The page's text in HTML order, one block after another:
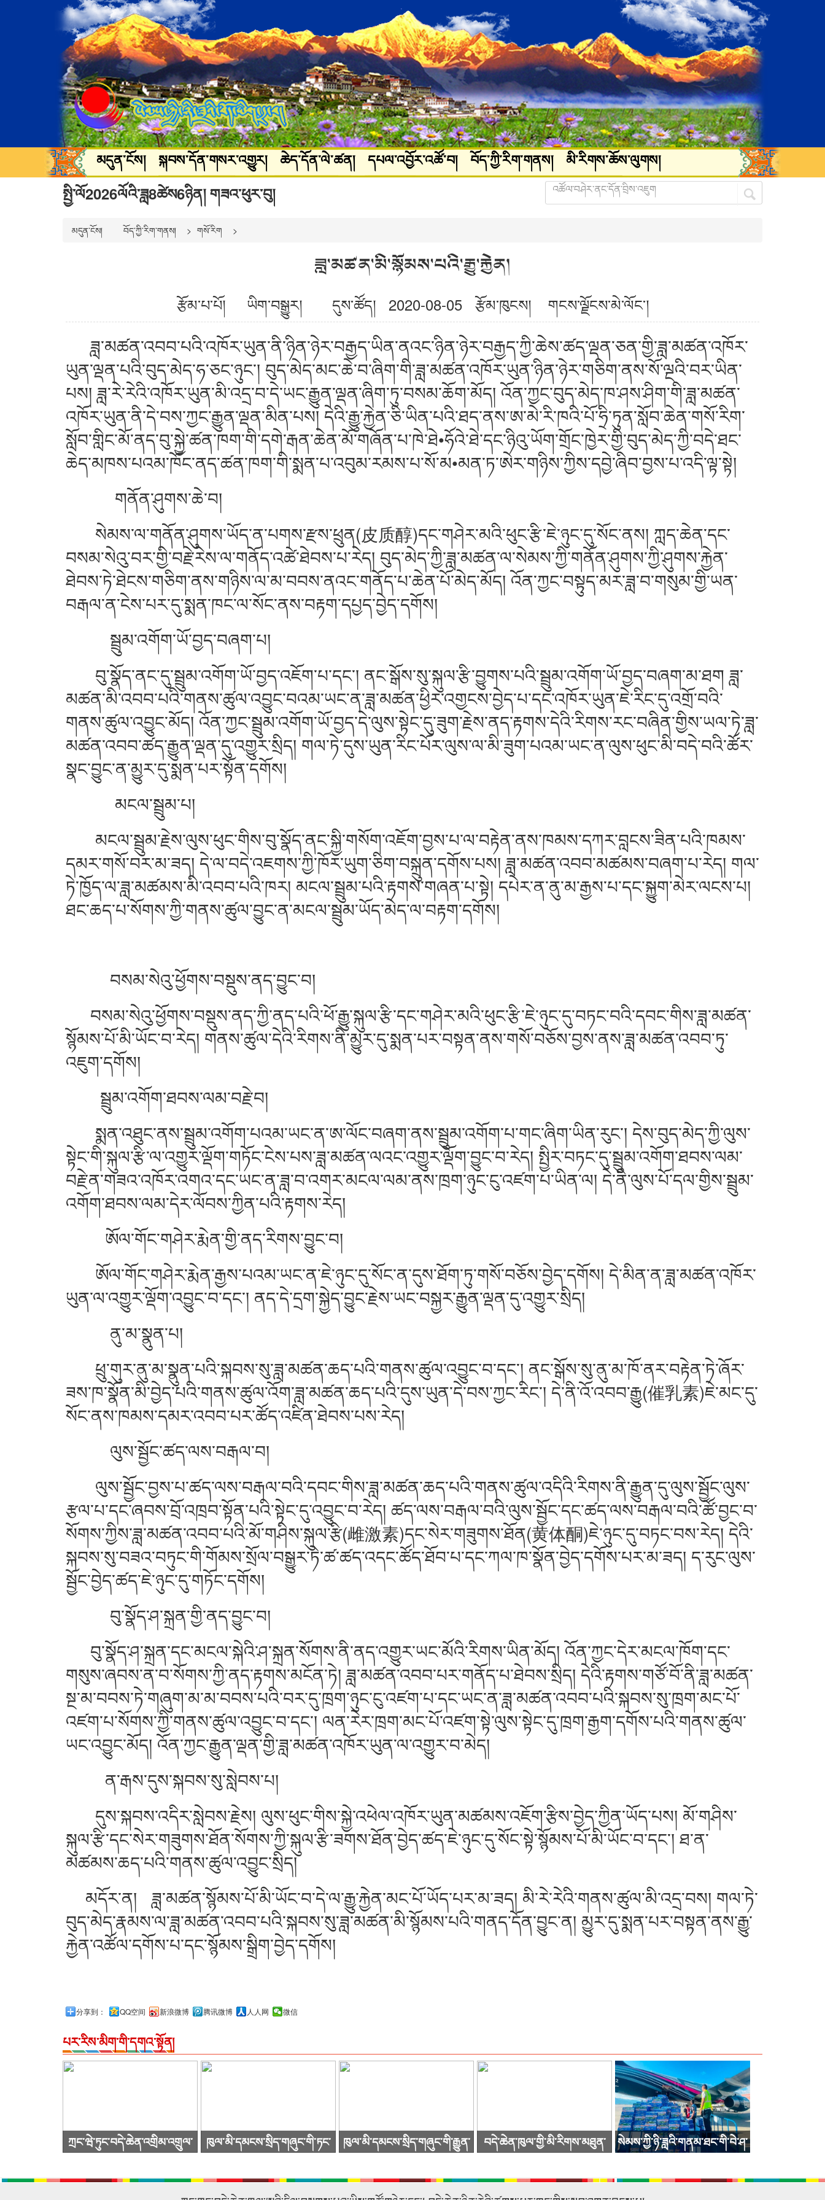
མདུན་ངོས། སྐབས་དོན་གསར་འགྱུར། ཆེད་དོན་ལེ་ཚན། དཔལ་འབྱོར་འཚོ་བ། བོད་ཀྱི་རིག་གནས།
མི་རིགས་ཆོས་ལུགས།
སྐྱེ་ཁམས་ཡུལ་སྐོར།
སྒྲ་བརྙན་དགའ་ཚལ།
སྤྱི་ལོ2026ལོའི་ཟླ8ཚེས6ཉིན། གཟའ་ཕུར་བུ།
མདུན་ངོས། བོད་ཀྱི་རིག་གནས། གསོ་རིག
ཟླ་མཚན་མི་སྙོམས་པའི་རྒྱུ་རྐྱེན།
རྩོམ་པ་པོ། ཡིག་བསྒྱུར། དུས་ཚོད། 2020-08-05རྩོམ་ཁུངས། གངས་ལྗོངས་མེ་ལོང་།
ཟླ་མཚན་འབབ་པའི་འཁོར་ཡུན་ནི་ཉིན་ཉེར་བརྒྱད་ཡིན་ནའང་ཉིན་ཉེར་བརྒྱད་ཀྱི་ཆེས་ཚད་ལྡན་ཅན་གྱི་ཟླ་མཚན་འཁོར་
ཡུན་ལྡན་པའི་བུད་མེད་ཧ་ཅང་ཉུང་། བུད་མེད་མང་ཆེ་བ་ཞིག་གི་ཟླ་མཚན་འཁོར་ཡུན་ཉིན་ཉེར་གཅིག་ནས་སོ་ལྔའི་བར་ཡིན་
པས། ཟླ་རེ་རེའི་འཁོར་ཡུན་མི་འདྲ་བ་དེ་ཡང་རྒྱུན་ལྡན་ཞིག་ཏུ་བསམ་ཆོག་མོད། འོན་ཀྱང་བུད་མེད་ཁ་ཤས་ཤིག་གི་ཟླ་མཚན་
འཁོར་ཡུན་ནི་དེ་བས་ཀྱང་རྒྱུན་ལྡན་མིན་པས། དེའི་རྒྱུ་རྐྱེན་ཅི་ཡིན་པའི་ཐད་ནས་ཨ་མེ་རི་ཁའི་པོ་ཧྲི་ཏུན་སློབ་ཆེན་གསོ་རིག་
སློབ་གླིང་མོ་ནད་བུ་སྐྱེ་ཚན་ཁག་གི་དགེ་རྒན་ཆེན་མོ་གཞོན་པ་ཁེ་ཐེ•ཧོའེ་ཐེ་དང་ཉིའུ་ཡོག་གྲོང་ཁྱེར་གྱི་བུད་མེད་ཀྱི་བདེ་ཐང་
ཆེད་མཁས་པའམ་ཁོང་ནད་ཚན་ཁག་གི་སྨན་པ་འབུམ་རམས་པ་སོ་མ•མན་ཏ་ཨེར་གཉིས་ཀྱིས་དབྱེ་ཞིབ་བྱས་པ་འདི་ལྟ་སྟེ།
གནོན་ཤུགས་ཆེ་བ།
སེམས་ལ་གནོན་ཤུགས་ཡོད་ན་པགས་རྫས་ཕྲུན(皮质醇)དང་གཤེར་མའི་ཕུང་རྩི་ཇེ་ཉུང་དུ་སོང་ནས། ཀླད་ཆེན་དང་
བསམ་སེའུ་བར་གྱི་བརྗེ་རེས་ལ་གནོད་འཚེ་ཐེབས་པ་རེད། བུད་མེད་ཀྱི་ཟླ་མཚན་ལ་སེམས་ཀྱི་གནོན་ཤུགས་ཀྱི་ཤུགས་རྐྱེན་
ཐེབས་ཏེ་ཐེངས་གཅིག་ནས་གཉིས་ལ་མ་བབས་ནའང་གནོད་པ་ཆེན་པོ་མེད་མོད། འོན་ཀྱང་བསྟུད་མར་ཟླ་བ་གསུམ་གྱི་ཡན་
བརྒལ་ན་ངེས་པར་དུ་སྨན་ཁང་ལ་སོང་ནས་བརྟག་དཔྱད་བྱེད་དགོས།
སྦྲུམ་འགོག་ཡོ་བྱད་བཞག་པ།
བུ་སྣོད་ནང་དུ་སྦྲུམ་འགོག་ཡོ་བྱད་འཇོག་པ་དང་། ནང་སྒོས་སུ་སྐུལ་རྩི་བྱུགས་པའི་སྦྲུམ་འགོག་ཡོ་བྱད་བཞག་མ་ཐག ཟླ་
མཚན་མི་འབབ་པའི་གནས་ཚུལ་འབྱུང་བའམ་ཡང་ན་ཟླ་མཚན་ཕྱིར་འགྱངས་བྱེད་པ་དང་འཁོར་ཡུན་ཇེ་རིང་དུ་འགྲོ་བའི་
གནས་ཚུལ་འབྱུང་མོད། འོན་ཀྱང་སྦྲུམ་འགོག་ཡོ་བྱད་དེ་ལུས་སྟེང་དུ་ཟུག་རྗེས་ནད་རྟགས་དེའི་རིགས་རང་བཞིན་གྱིས་ཡལ་ཏེ་ཟླ་
མཚན་འབབ་ཚད་རྒྱུན་ལྡན་དུ་འགྱུར་སྲིད། གལ་ཏེ་དུས་ཡུན་རིང་པོར་ལུས་ལ་མི་ཟུག་པའམ་ཡང་ན་ལུས་ཕུང་མི་བདེ་བའི་ཚོར་
སྣང་བྱུང་ན་མྱུར་དུ་སྨན་པར་སྟོན་དགོས།
མངལ་སྦྲུམ་པ།
མངལ་སྦྲུམ་རྗེས་ལུས་ཕུང་གིས་བུ་སྣོད་ནང་སྐྱི་གསོག་འཇོག་བྱས་པ་ལ་བརྟེན་ནས་ཁམས་དཀར་བླངས་ཟིན་པའི་ཁམས་
དམར་གསོ་བར་མ་ཟད། དེ་ལ་བདེ་འཇགས་ཀྱི་ཁོར་ཡུག་ཅིག་བསྐྲུན་དགོས་པས། ཟླ་མཚན་འབབ་མཚམས་བཞག་པ་རེད། གལ་
ཏེ་ཁྱོད་ལ་ཟླ་མཚམས་མི་འབབ་པའི་ཁར། མངལ་སྦྲུམ་པའི་རྟགས་གཞན་པ་སྟེ། དཔེར་ན་ནུ་མ་རྒྱས་པ་དང་སྐྱུག་མེར་ལངས་པ།
ཐང་ཆད་པ་སོགས་ཀྱི་གནས་ཚུལ་བྱུང་ན་མངལ་སྦྲུམ་ཡོད་མེད་ལ་བརྟག་དགོས།
བསམ་སེའུ་ཕྱོགས་བསྡུས་ནད་བྱུང་བ།
བསམ་སེའུ་ཕྱོགས་བསྡུས་ནད་ཀྱི་ནད་པའི་ཕོ་རྒྱུ་སྐུལ་རྩི་དང་གཤེར་མའི་ཕུང་རྩི་ཇེ་ཉུང་དུ་བཏང་བའི་དབང་གིས་ཟླ་མཚན་
སྙོམས་པོ་མི་ཡོང་བ་རེད། གནས་ཚུལ་དེའི་རིགས་ནི་མྱུར་དུ་སྨན་པར་བསྟན་ནས་གསོ་བཅོས་བྱས་ནས་ཟླ་མཚན་འབབ་ཏུ་
འཇུག་དགོས།
སྦྲུམ་འགོག་ཐབས་ལམ་བརྗེ་བ།
སྨན་འཐུང་ནས་སྦྲུམ་འགོག་པའམ་ཡང་ན་ཨ་ལོང་བཞག་ནས་སྦྲུམ་འགོག་པ་གང་ཞིག་ཡིན་རུང་། དེས་བུད་མེད་ཀྱི་ལུས་
སྟེང་གི་སྐུལ་རྩི་ལ་འགྱུར་ལྡོག་གཏོང་ངེས་པས་ཟླ་མཚན་ལའང་འགྱུར་ལྡོག་བྱུང་བ་རེད། སྤྱིར་བཏང་དུ་སྦྲུམ་འགོག་ཐབས་ལམ་
བརྗེ་ན་གཟའ་འཁོར་འགའ་དང་ཡང་ན་ཟླ་བ་འགར་མངལ་ལམ་ནས་ཁྲག་ཉུང་ངུ་འཛག་པ་ཡིན་ལ། དེ་ནི་ལུས་པོ་དལ་གྱིས་སྦྲུམ་
འགོག་ཐབས་ལམ་དེར་ལོབས་ཀྱིན་པའི་རྟགས་རེད།
ཨོལ་གོང་གཤེར་རྨེན་གྱི་ནད་རིགས་བྱུང་བ།
ཨོལ་གོང་གཤེར་རྨེན་རྒྱས་པའམ་ཡང་ན་ཇེ་ཉུང་དུ་སོང་ན་དུས་ཐོག་ཏུ་གསོ་བཅོས་བྱེད་དགོས། དེ་མིན་ན་ཟླ་མཚན་འཁོར་
ཡུན་ལ་འགྱུར་ལྡོག་འབྱུང་བ་དང་། ནད་དེ་དྲག་སྐྱེད་བྱུང་རྗེས་ཡང་བསྐྱར་རྒྱུན་ལྡན་དུ་འགྱུར་སྲིད།
ནུ་མ་སྣུན་པ།
ཕྲུ་གུར་ནུ་མ་སྣུན་པའི་སྐབས་སུ་ཟླ་མཚན་ཆད་པའི་གནས་ཚུལ་འབྱུང་བ་དང་། ནང་སྒོས་སུ་ནུ་མ་ཁོ་ནར་བརྟེན་ཏེ་ཞོར་
ཟས་ཁ་སྣོན་མི་བྱེད་པའི་གནས་ཚུལ་འོག་ཟླ་མཚན་ཆད་པའི་དུས་ཡུན་དེ་བས་ཀྱང་རིང་། དེ་ནི་འོ་འབབ་རྒྱུ(催乳素)ཇེ་མང་དུ་
སོང་ནས་ཁམས་དམར་འབབ་པར་ཚོད་འཛིན་ཐེབས་པས་རེད།
ལུས་སྦྱོང་ཚད་ལས་བརྒལ་བ།
ལུས་སྦྱོང་བྱས་པ་ཚད་ལས་བརྒལ་བའི་དབང་གིས་ཟླ་མཚན་ཆད་པའི་གནས་ཚུལ་འདིའི་རིགས་ནི་རྒྱུན་དུ་ལུས་སྦྱོང་ལུས་
རྩལ་པ་དང་ཞབས་བྲོ་འཁྲབ་སྟོན་པའི་སྟེང་དུ་འབྱུང་བ་རེད། ཚད་ལས་བརྒལ་བའི་ལུས་སྦྱོང་དང་ཚད་ལས་བརྒལ་བའི་ཚོ་བྱང་བ་
སོགས་ཀྱིས་ཟླ་མཚན་འབབ་པའི་མོ་གཤིས་སྐུལ་རྩི(雌激素)དང་སེར་གཟུགས་ཐོན(黄体酮)ཇེ་ཉུང་དུ་བཏང་བས་རེད། དེའི་
སྐབས་སུ་བཟའ་བཏུང་གི་གོམས་སྲོལ་བསྒྱུར་ཏེ་ཚ་ཚད་འདང་ཚོད་ཐོབ་པ་དང་ཀལ་ཁ་སྣོན་བྱེད་དགོས་པར་མ་ཟད། ད་རུང་ལུས་
སྦྱོང་བྱེད་ཚད་ཇེ་ཉུང་དུ་གཏོང་དགོས།
བུ་སྣོད་ཤ་སྐྲན་གྱི་ནད་བྱུང་བ།
བུ་སྣོད་ཤ་སྐྲན་དང་མངལ་སྐེའི་ཤ་སྐྲན་སོགས་ནི་ནད་འགྱུར་ཡང་མོའི་རིགས་ཡིན་མོད། འོན་ཀྱང་དེར་མངལ་ཁོག་དང་
གསུས་ཞབས་ན་བ་སོགས་ཀྱི་ནད་རྟགས་མངོན་ཏེ། ཟླ་མཚན་འབབ་པར་གནོད་པ་ཐེབས་སྲིད། དེའི་རྟགས་གཙོ་བོ་ནི་ཟླ་མཚན་
སྔ་མ་བབས་ཏེ་གཞུག་མ་མ་བབས་པའི་བར་དུ་ཁྲག་ཉུང་ངུ་འཛག་པ་དང་ཡང་ན་ཟླ་མཚན་འབབ་པའི་སྐབས་སུ་ཁྲག་མང་པོ་
འཛག་པ་སོགས་ཀྱི་གནས་ཚུལ་འབྱུང་བ་དང་། ལན་རེར་ཁྲག་མང་པོ་འཛག་སྟེ་ལུས་སྟེང་དུ་ཁྲག་རྒྱག་དགོས་པའི་གནས་ཚུལ་
ཡང་འབྱུང་མོད། འོན་ཀྱང་རྒྱུན་ལྡན་གྱི་ཟླ་མཚན་འཁོར་ཡུན་ལ་འགྱུར་བ་མེད།
ན་རྒས་དུས་སྐབས་སུ་སླེབས་པ།
དུས་སྐབས་འདིར་སླེབས་རྗེས། ལུས་ཕུང་གིས་སྐྱེ་འཕེལ་འཁོར་ཡུན་མཚམས་འཇོག་རྩིས་བྱེད་ཀྱིན་ཡོད་པས། མོ་གཤིས་
སྐུལ་རྩི་དང་སེར་གཟུགས་ཐོན་སོགས་ཀྱི་སྐུལ་རྩི་ཟགས་ཐོན་བྱེད་ཚད་ཇེ་ཉུང་དུ་སོང་སྟེ་སྙོམས་པོ་མི་ཡོང་བ་དང་། ཐ་ན་
མཚམས་ཆད་པའི་གནས་ཚུལ་འབྱུང་སྲིད།
མདོར་ན། ཟླ་མཚན་སྙོམས་པོ་མི་ཡོང་བ་དེ་ལ་རྒྱུ་རྐྱེན་མང་པོ་ཡོད་པར་མ་ཟད། མི་རེ་རེའི་གནས་ཚུལ་མི་འདྲ་བས། གལ་ཏེ་
བུད་མེད་རྣམས་ལ་ཟླ་མཚན་འབབ་པའི་སྐབས་སུ་ཟླ་མཚན་མི་སྙོམས་པའི་གནད་དོན་བྱུང་ན། མྱུར་དུ་སྨན་པར་བསྟན་ནས་རྒྱུ་
རྐྱེན་འཚོལ་དགོས་པ་དང་སྙོམས་སྒྲིག་བྱེད་དགོས།
分享到： QQ空间 新浪微博 腾讯微博 人人网 微信
པར་རིས་མིག་གི་དགའ་སྟོན།
ཀྲང་ཝེ་ཏུང་བདེ་ཆེན་འགྲིམ་འགྲུལ་
ཕེབས་ནས་བརྟག་དཔྱད་གནང་བ།
ཁུལ་མི་དམངས་སྲིད་གཞུང་གི་ཏང་
འཚོགས།
ཁུལ་མི་དམངས་སྲིད་གཞུང་གི་རྒྱུན་
འཚོགས་པ།
བདེ་ཆེན་ཁུལ་གྱི་མི་རིགས་མཐུན་
ཚུགས།
སེམས་ཀྱི་ཉི་ཟླའི་གནམ་ཐང་གི་བེ་ཤ་
རྒྱུས་རང་བཞིན་གྱི་ཚད་བརྒལ་བྱུང་